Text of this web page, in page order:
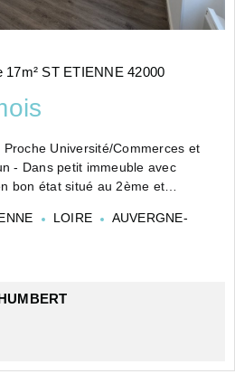
ST ETIENNE 42000
Université/Commerces et
- Dans petit immeuble avec
bon état situé au 2ème et
cuisine équipée (plaques,
LOIRE
AUVERGNE-